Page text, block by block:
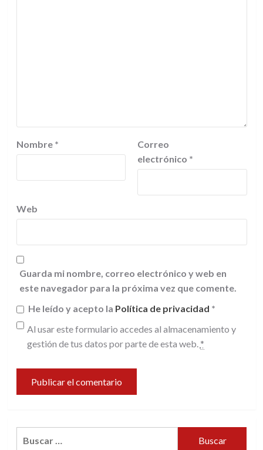
Nombre *
Correo
electrónico *
Web
Guarda mi nombre, correo electrónico y web en
este navegador para la próxima vez que comente.
He leído y acepto la Política de privacidad *
Al usar este formulario accedes al almacenamiento y
gestión de tus datos por parte de esta web. *